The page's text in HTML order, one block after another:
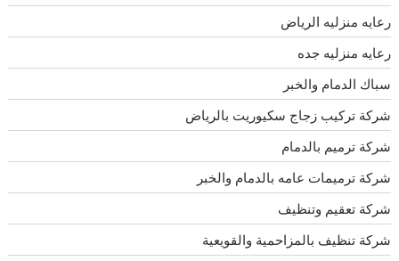
رعايه منزليه الرياض
رعايه منزليه جده
سباك الدمام والخبر
شركة تركيب زجاج سكيوريت بالرياض
شركة ترميم بالدمام
شركة ترميمات عامه بالدمام والخبر
شركة تعقيم وتنظيف
شركة تنظيف بالمزاحمية والقويعية